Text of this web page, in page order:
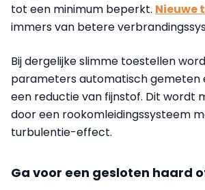
tot een minimum beperkt. Nieuwe
immers van betere
Bij dergelijke slimme toestellen
parameters automatisch gemeten
een reductie van fijnstof. Dit wordt
door een rookomleidingssysteem
turbulentie-effect.
Ga voor een gesloten haard